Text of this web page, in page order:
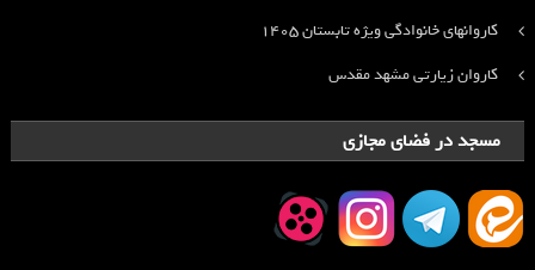
کاروانهای خانوادگی ویژه تابستان ۱۴۰۵
کاروان زیارتی مشهد مقدس
مسجد در فضای مجازی